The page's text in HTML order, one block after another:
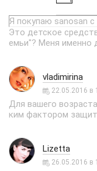
Я покупаю sanosan с
Это детское
емьи"? Меня именно
vladimirina
22.05.2016 в
Для вашего
ким фактором
Lizetta
26.05.2016 в